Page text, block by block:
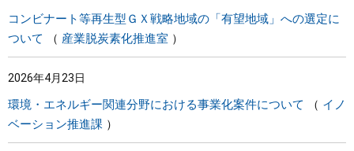
県政情報
コンビナート等再生型ＧＸ戦略地域の「有望地域」への選定に
ついて
産業脱炭素化推進室
2026年4月23日
環境・エネルギー関連分野における事業化案件について
イノ
ベーション推進課